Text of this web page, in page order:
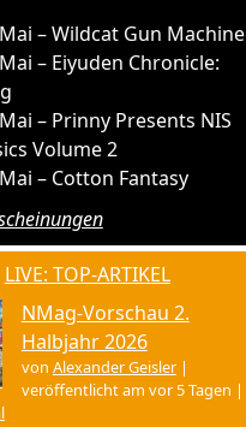
– Wildcat Gun Machine
– Eiyuden Chronicle:
– Prinny Presents NIS
Volume 2
– Cotton Fantasy
LIVE: TOP-ARTIKEL
NMag-Vorschau 2.
Halbjahr 2026
von Alexander Geisler|
veröffentlicht am vor 5 Tagen |